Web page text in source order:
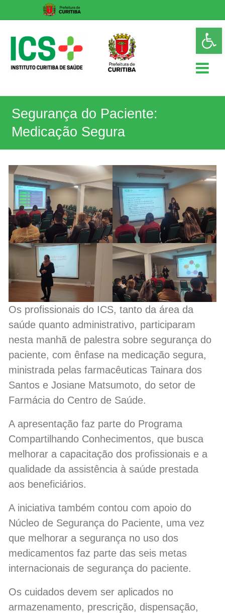
content
ICS
Instituto
Segurança do Paciente:
Medicação Segura
Os profissionais do ICS, tanto da área da
saúde quanto administrativo, participaram
nesta manhã de palestra sobre segurança do
paciente, com ênfase na medicação segura,
ministrada pelas farmacêuticas Tainara dos
Santos e Josiane Matsumoto, do setor de
Farmácia do Centro de Saúde.
A apresentação faz parte do Programa
Compartilhando Conhecimentos, que busca
melhorar a capacitação dos profissionais e a
qualidade da assistência à saúde prestada
aos beneficiários.
A iniciativa também contou com apoio do
Núcleo de Segurança do Paciente, uma vez
que melhorar a segurança no uso dos
medicamentos faz parte das seis metas
internacionais de segurança do paciente.
Os cuidados devem ser aplicados no
armazenamento, prescrição, dispensação,